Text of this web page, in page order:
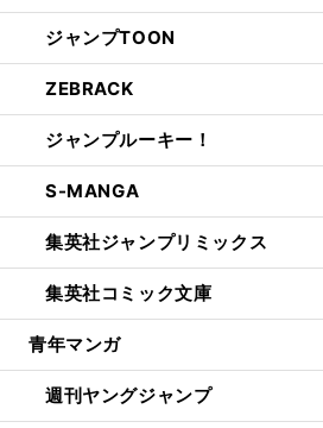
ジャンプTOON
ZEBRACK
ジャンプルーキー！
S-MANGA
集英社ジャンプリミックス
集英社コミック文庫
青年マンガ
週刊ヤングジャンプ